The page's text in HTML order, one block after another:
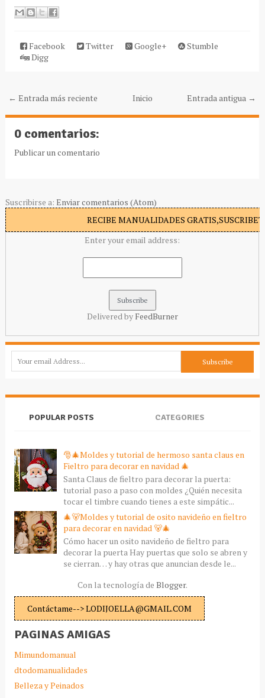
Facebook Twitter Google+
Stumble
Digg
← Entrada más reciente Entrada antigua →
Inicio
0 comentarios:
Publicar un comentario
Suscribirse a: Enviar comentarios (Atom)
RECIBE MANUALIDADES
Enter your email address:
Delivered by FeedBurner
POPULAR POSTS CATEGORIES
🎅🎄Moldes y tutorial de hermoso santa claus en
Fieltro para decorar en navidad 🎄
Santa Claus de fieltro para decorar la puerta:
tutorial paso a paso con moldes ¿Quién necesita
tocar el timbre cuando tienes a este simpátic...
🎄🐻Moldes y tutorial de osito navideño en fieltro
para decorar en navidad 🐻🎄
Cómo hacer un osito navideño de fieltro para
decorar la puerta Hay puertas que solo se abren y
se cierran… y hay otras que anuncian desde le...
Con la tecnología de Blogger.
Contáctame--> LODIJOELLA@GMAIL.COM
PAGINAS AMIGAS
Mimundomanual
dtodomanualidades
Belleza y Peinados